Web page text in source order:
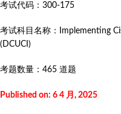
考试代码： 300-175
考试科目名称：
Implementing
(DCUCI)
考题数量： 465 道题
Published on: 6 4 月, 2025